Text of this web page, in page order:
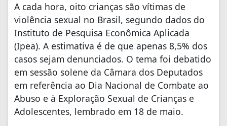
A cada hora, oito crianças são vítimas de
violência sexual no Brasil, segundo dados do
Instituto de Pesquisa Econômica Aplicada
(Ipea). A estimativa é de que apenas 8,5% dos
casos sejam denunciados. O tema foi debatido
em sessão solene da Câmara dos Deputados
em referência ao Dia Nacional de Combate ao
Abuso e à Exploração Sexual de Crianças e
Adolescentes, lembrado em 18 de maio.